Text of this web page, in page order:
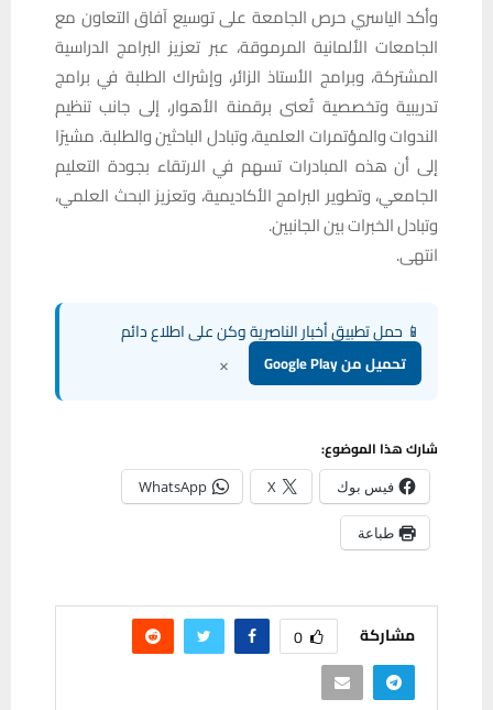
وأكد الياسري حرص الجامعة على توسيع آفاق التعاون مع
الجامعات الألمانية المرموقة، عبر تعزيز البرامج الدراسية
المشتركة، وبرامج الأستاذ الزائر، وإشراك الطلبة في برامج
تدريبية وتخصصية تُعنى برقمنة الأهوار، إلى جانب تنظيم
الندوات والمؤتمرات العلمية، وتبادل الباحثين والطلبة. مشيرًا
إلى أن هذه المبادرات تسهم في الارتقاء بجودة التعليم
الجامعي، وتطوير البرامج الأكاديمية، وتعزيز البحث العلمي،
وتبادل الخبرات بين الجانبين.
انتهى.
📱 حمل تطبيق أخبار الناصرية وكن على اطلاع دائم
تحميل من Google Play ×
شارك هذا الموضوع:
فيس بوك X
WhatsApp
طباعة
مشاركة 0